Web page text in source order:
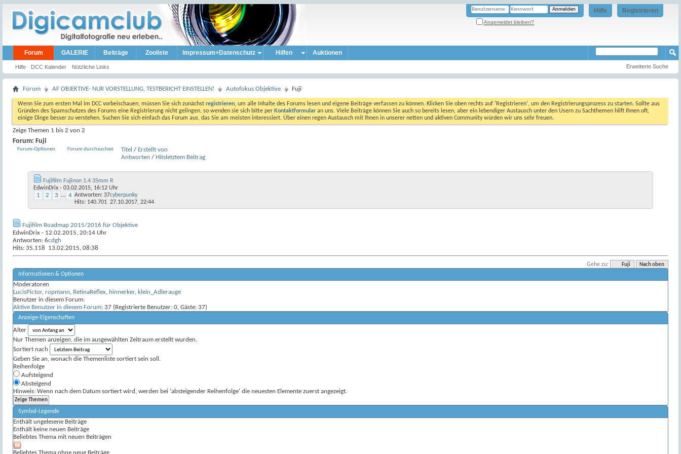
Registrieren
Hilfe
Angemeldet bleiben?
Forum
Hilfe DCC Kalender Nützliche Links
GALERIE Beiträge Zooliste Impressum+Datenschutz Hilfen Auktionen
Erweiterte Suche
Forum AF OBJEKTIVE- NUR VORSTELLUNG, TESTBERICHT EINSTELLEN! Autofokus Objektive Fuji
Wenn Sie zum ersten Mal im DCC vorbeischauen, müssen Sie sich zunächst registrieren, um alle Inhalte des Forums lesen und eigene Beiträge verfassen zu können. Klicken Sie oben rechts auf 'Registrieren', um den Registrierungsprozess zu starten. Sollte aus
Gründen des Spamschutzes des Forums eine Registrierung nicht gelingen, so wenden sie sich bitte per Kontaktformular an uns. Viele Beiträge können Sie auch so bereits lesen, aber ein lebendiger Austausch unter den Usern zu Sachthemen hilft Ihnen oft,
einige Dinge besser zu verstehen. Suchen Sie sich einfach das Forum aus, das Sie am meisten interessiert. Über einen regen Austausch mit Ihnen in unserer netten und aktiven Community würden wir uns sehr freuen.
Zeige Themen 1 bis 2 von 2
Forum: Fuji
Forum-Optionen Forum durchsuchen Titel / Erstellt von
Antworten / Hits letztem Beitrag
Fujifilm Fujinon 1.4 35mm R
EdwinDrix - 03.02.2015, 16:12 Uhr
1 2 3 ... 4 Antworten: 37
Hits: 140.701
cyberpunky
27.10.2017, 22:44
Fujifilm Roadmap 2015/2016 für Objektive
EdwinDrix - 12.02.2015, 20:14 Uhr
Antworten: 6
Hits: 35.118
cdgh
13.02.2015, 08:38
Gehe zu: Fuji Nach oben
Informationen & Optionen
Moderatoren
LucisPictor, ropmann, RetinaReflex, hinnerker, klein_Adlerauge
Benutzer in diesem Forum:
Aktive Benutzer in diesem Forum: 37 (Registrierte Benutzer: 0, Gäste: 37)
Anzeige-Eigenschaften
Alter
Nur Themen anzeigen, die im ausgewählten Zeitraum erstellt wurden.
Sortiert nach
Geben Sie an, wonach die Themenliste sortiert sein soll.
Reihenfolge
Aufsteigend
Absteigend
Hinweis: Wenn nach dem Datum sortiert wird, werden bei 'absteigender Reihenfolge' die neuesten Elemente zuerst angezeigt.
Symbol-Legende
Enthält ungelesene Beiträge
Enthält keine neuen Beiträge
Beliebtes Thema mit neuen Beiträgen